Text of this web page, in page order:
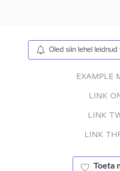
Oled siin lehel
EXAMPLE
LINK
LINK
LINK
Toeta